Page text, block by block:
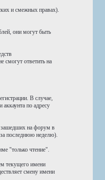
и смежных правах).
они могут быть
ответить на
В случае,
по адресу
зашедших на форум в
за последнюю неделю).
"только чтение".
текущего имени
смену имени